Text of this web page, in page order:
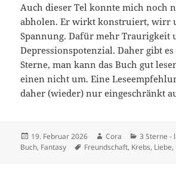
Auch dieser Tel konnte mich noch
abholen. Er wirkt konstruiert, wirr
Spannung. Dafür mehr Traurigkeit
Depressionspotenzial. Daher gibt
Sterne, man kann das Buch gut
einen nicht um. Eine
daher (wieder) nur eingeschränkt
Veröffentlicht
am
19. Februar 2026 Autor
Cora Kategorien
3 Sterne -
Buch, Fantasy Schlagwörter
Freundschaft, Krebs, Liebe,